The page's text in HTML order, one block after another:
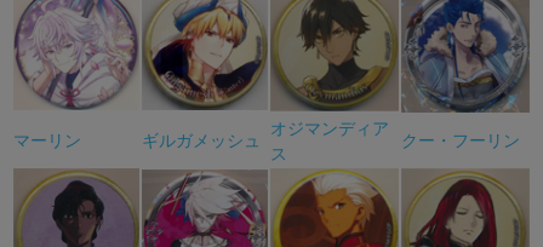
マーリン ギルガメッシュ
オジマンディア
ス
クー・フーリン